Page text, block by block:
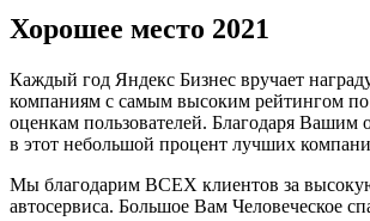
Хорошее место 2021
Каждый год Яндекс Бизнес вручает
компаниям с самым высоким рейтингом
оценкам пользователей. Благодаря
в этот небольшой процент лучших
Мы благодарим ВСЕХ клиентов за
автосервиса. Большое Вам Человеческое